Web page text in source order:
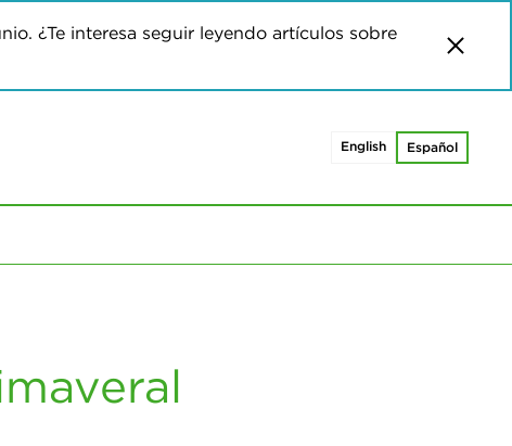
English Español
¿Te interesa seguir leyendo artículos sobre